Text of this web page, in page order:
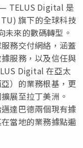
TELUS Digital 是
旗下的全球科技
未來的數碼轉型。
務交付網絡，涵蓋
服務，以及信任與
Digital 在亞太
）的業務根基，更
展至拉丁美洲。
達巴德兩個現有據
當地的業務據點遍